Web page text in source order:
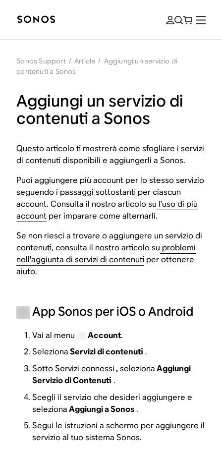
Sonos Support / Article / Aggiungi un servizio di
contenuti a Sonos
Aggiungi un servizio di
contenuti a Sonos
Questo articolo ti mostrerà come sfogliare i servizi
di contenuti disponibili e aggiungerli a Sonos.
Puoi aggiungere più account per lo stesso servizio
seguendo i passaggi sottostanti per ciascun
account. Consulta il nostro articolo su l'uso di più
account per imparare come alternarli.
Se non riesci a trovare o aggiungere un servizio di
contenuti, consulta il nostro articolo su problemi
nell'aggiunta di servizi di contenuti per ottenere
aiuto.
App Sonos per iOS o Android
Vai al menu Account.
SelezionaServizi di contenuti .
Sotto Servizi connessi,selezionaAggiungi
Servizio di Contenuti .
Scegli il servizio che desideri aggiungere e
selezionaAggiungi a Sonos.
Segui le istruzioni a schermo per aggiungere il
servizio al tuo sistema Sonos.